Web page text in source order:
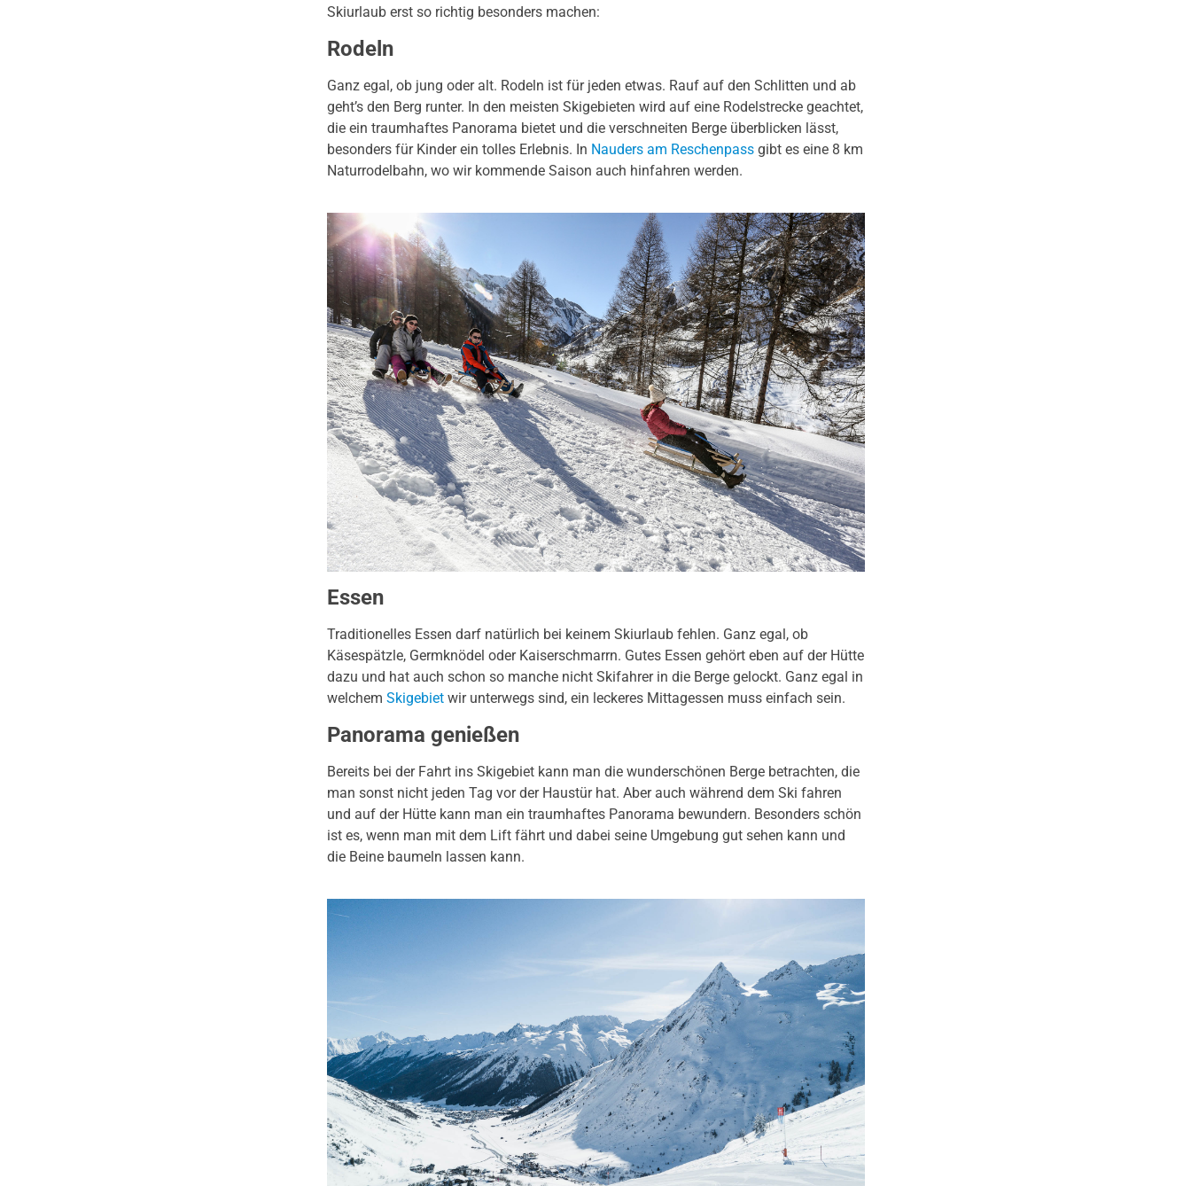
Skiurlaub erst so richtig besonders machen:
Rodeln
Ganz egal, ob jung oder alt. Rodeln ist für jeden etwas. Rauf auf den Schlitten und ab
geht’s den Berg runter. In den meisten Skigebieten wird auf eine Rodelstrecke geachtet,
die ein traumhaftes Panorama bietet und die verschneiten Berge überblicken lässt,
besonders für Kinder ein tolles Erlebnis. In Nauders am Reschenpassgibt es eine 8 km
Naturrodelbahn, wo wir kommende Saison auch hinfahren werden.
Essen
Traditionelles Essen darf natürlich bei keinem Skiurlaub fehlen. Ganz egal, ob
Käsespätzle, Germknödel oder Kaiserschmarrn. Gutes Essen gehört eben auf der Hütte
dazu und hat auch schon so manche nicht Skifahrer in die Berge gelockt. Ganz egal in
welchem Skigebietwir unterwegs sind, ein leckeres Mittagessen muss einfach sein.
Panorama genießen
Bereits bei der Fahrt ins Skigebiet kann man die wunderschönen Berge betrachten, die
man sonst nicht jeden Tag vor der Haustür hat. Aber auch während dem Ski fahren
und auf der Hütte kann man ein traumhaftes Panorama bewundern. Besonders schön
ist es, wenn man mit dem Lift fährt und dabei seine Umgebung gut sehen kann und
die Beine baumeln lassen kann.